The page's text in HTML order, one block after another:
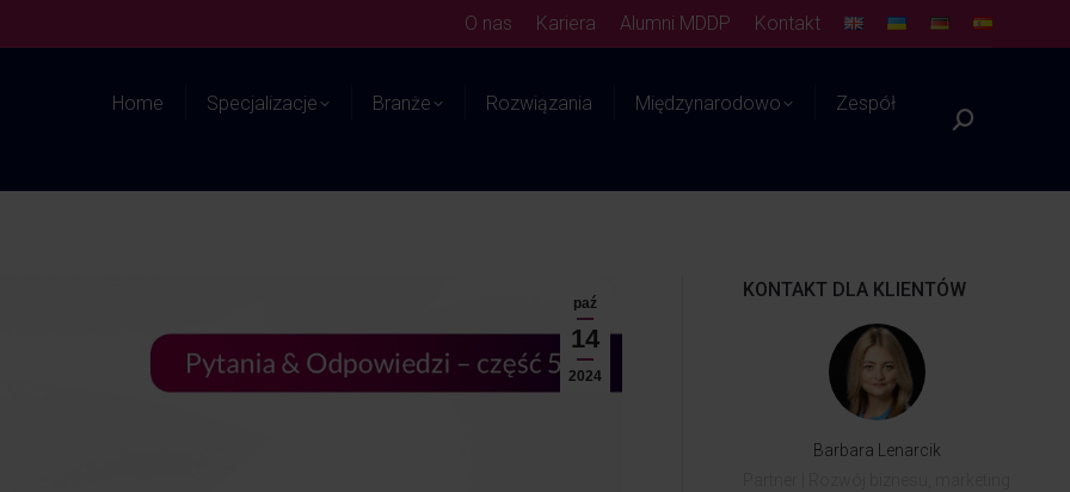
O nas Kariera Alumni MDDP Kontakt
Home Specjalizacje Branże Rozwiązania Międzynarodowo Zespół
paź
14
2024
KONTAKT DLA KLIENTÓW
Barbara Lenarcik